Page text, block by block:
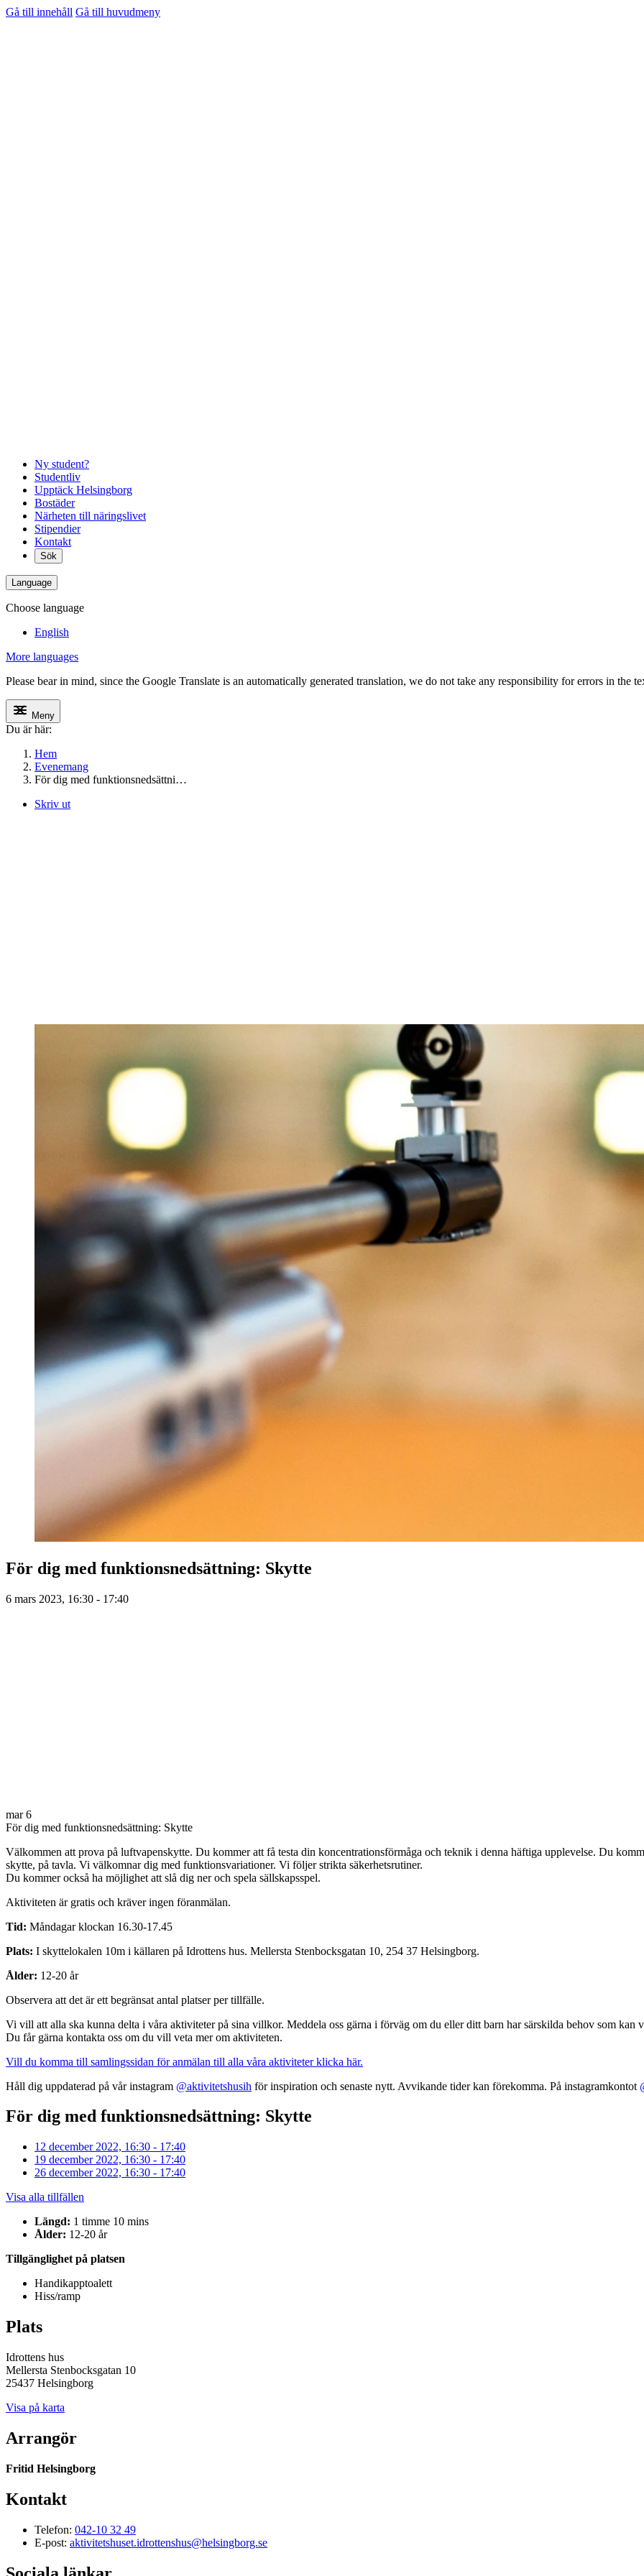
Gå till innehåll Gå till huvudmeny
Ny student?
Studentliv
Upptäck Helsingborg
Bostäder
Närheten till näringslivet
Stipendier
Kontakt
Sök
Language
Choose language
English
More languages
Please bear in mind, since the Google Translate is an automatically generated translation, we do not take any responsibility for errors in the
Meny
Du är här:
Hem
Evenemang
För dig med funktionsnedsättni…
Skriv ut
För dig med funktionsnedsättning: Skytte
6 mars 2023, 16:30 - 17:40
mar 6
För dig med funktionsnedsättning: Skytte
Välkommen att prova på luftvapenskytte. Du kommer att få testa din koncentrationsförmåga och teknik i denna häftiga upplevelse. Du
skytte, på tavla. Vi välkomnar dig med funktionsvariationer. Vi följer strikta säkerhetsrutiner.
Du kommer också ha möjlighet att slå dig ner och spela sällskapsspel.
Aktiviteten är gratis och kräver ingen föranmälan.
Tid: Måndagar klockan 16.30-17.45
Plats: I skyttelokalen 10m i källaren på Idrottens hus. Mellersta Stenbocksgatan 10, 254 37 Helsingborg.
Ålder: 12-20 år
Observera att det är ett begränsat antal platser per tillfälle.
Vi vill att alla ska kunna delta i våra aktiviteter på sina villkor. Meddela oss gärna i förväg om du eller ditt barn har särskilda behov som kan
Du får gärna kontakta oss om du vill veta mer om aktiviteten.
Vill du komma till samlingssidan för anmälan till alla våra aktiviteter klicka här.
Håll dig uppdaterad på vår instagram @aktivitetshusih för inspiration och senaste nytt. Avvikande tider kan förekomma. På instagramkontot
För dig med funktionsnedsättning: Skytte
12 december 2022, 16:30 - 17:40
19 december 2022, 16:30 - 17:40
26 december 2022, 16:30 - 17:40
Visa alla tillfällen
Längd: 1 timme 10 mins
Ålder: 12-20 år
Tillgänglighet på platsen
Handikapptoalett
Hiss/ramp
Plats
Idrottens hus
Mellersta Stenbocksgatan 10
25437 Helsingborg
Visa på karta
Arrangör
Fritid Helsingborg
Kontakt
Telefon: 042-10 32 49
E-post: aktivitetshuset.idrottenshus@helsingborg.se